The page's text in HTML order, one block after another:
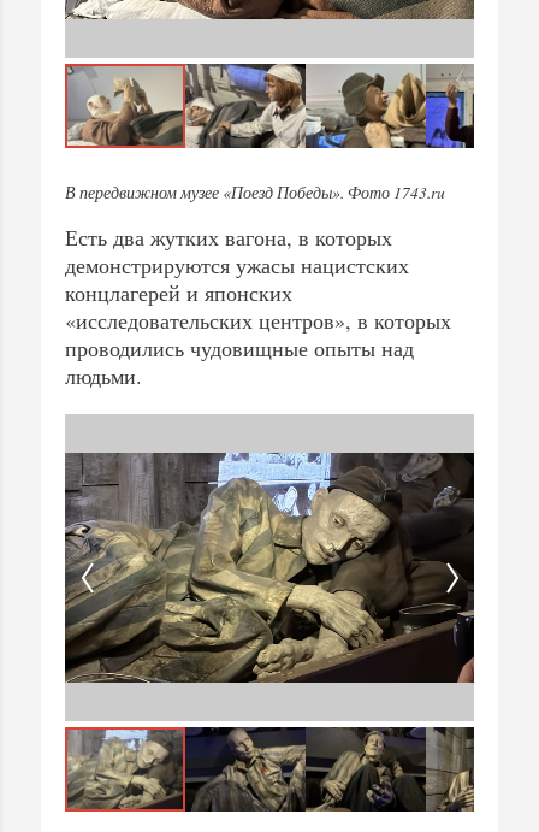
В передвижном музее «Поезд Победы». Фото 1743.ru
Есть два жутких вагона, в которых
демонстрируются ужасы нацистских
концлагерей и японских
«исследовательских центров», в которых
проводились чудовищные опыты над
людьми.